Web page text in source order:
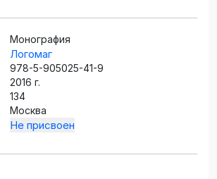
Монография
Логомаг
978-5-905025-41-9
2016 г.
134
Москва
Не присвоен